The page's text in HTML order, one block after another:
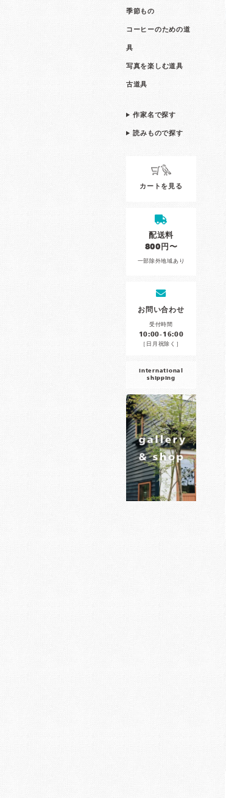
季節もの
コーヒーのための道
具
写真を楽しむ道具
古道具
作家名で探す
読みもので探す
カートを見る
配送料
800円〜
一部除外地域あり
お問い合わせ
受付時間
10:00-16:00
［日月祝除く］
international
shipping